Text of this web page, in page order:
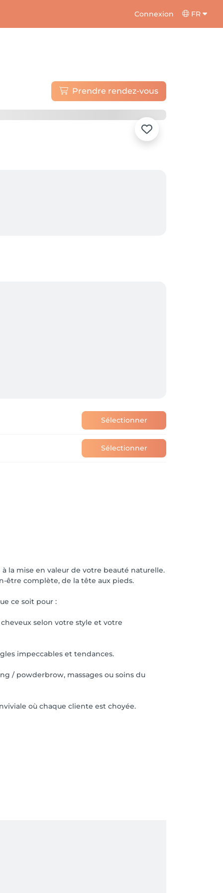
Connexion FR
Prendre rendez-vous
Sélectionner
Sélectionner
la mise en valeur de votre beauté naturelle.
être complète, de la tête aux pieds.
ce soit pour :
selon votre style et votre
impeccables et tendances.
/ powderbrow, massages ou soins du
où chaque cliente est choyée.